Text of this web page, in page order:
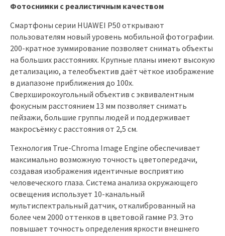
Фотоснимки с реалистичным качеством
Смартфоны серии HUAWEI P50 открывают
пользователям новый уровень мобильной фотографии.
200-кратное зуммирование позволяет снимать объекты
на больших расстояниях. Крупные планы имеют высокую
детализацию, а телеобъектив даёт чёткое изображение
в диапазоне приближения до 100х.
Сверхширокоугольный объектив с эквивалентным
фокусным расстоянием 13 мм позволяет снимать
пейзажи, большие группы людей и поддерживает
макросъёмку с расстояния от 2,5 см.
Технология True-Chroma Image Engine обеспечивает
максимально возможную точность цветопередачи,
создавая изображения идентичные восприятию
человеческого глаза. Система анализа окружающего
освещения использует 10-канальный
мультиспектральный датчик, откалиброванный на
более чем 2000 оттенков в цветовой гамме P3. Это
повышает точность определения яркости внешнего